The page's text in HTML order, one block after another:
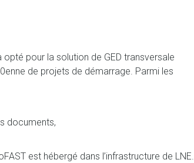
pour la solution de GED transversale
de projets de démarrage. Parmi les
documents,
est hébergé dans l’infrastructure de LNE.